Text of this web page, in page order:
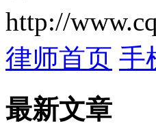
http://
律师首页 手
最新文章